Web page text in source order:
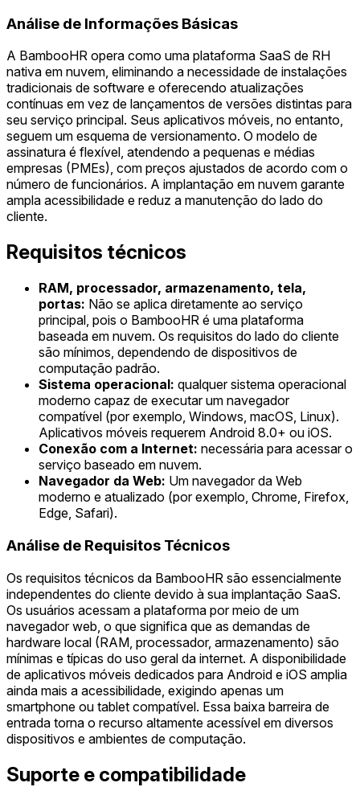
Análise de Informações Básicas
A BambooHR opera como uma plataforma SaaS de RH
nativa em nuvem, eliminando a necessidade de instalações
tradicionais de software e oferecendo atualizações
contínuas em vez de lançamentos de versões distintas para
seu serviço principal. Seus aplicativos móveis, no entanto,
seguem um esquema de versionamento. O modelo de
assinatura é flexível, atendendo a pequenas e médias
empresas (PMEs), com preços ajustados de acordo com o
número de funcionários. A implantação em nuvem garante
ampla acessibilidade e reduz a manutenção do lado do
cliente.
Requisitos técnicos
RAM, processador, armazenamento, tela,
portas: Não se aplica diretamente ao serviço
principal, pois o BambooHR é uma plataforma
baseada em nuvem. Os requisitos do lado do cliente
são mínimos, dependendo de dispositivos de
computação padrão.
Sistema operacional: qualquer sistema operacional
moderno capaz de executar um navegador
compatível (por exemplo, Windows, macOS, Linux).
Aplicativos móveis requerem Android 8.0+ ou iOS.
Conexão com a Internet: necessária para acessar o
serviço baseado em nuvem.
Navegador da Web: Um navegador da Web
moderno e atualizado (por exemplo, Chrome, Firefox,
Edge, Safari).
Análise de Requisitos Técnicos
Os requisitos técnicos da BambooHR são essencialmente
independentes do cliente devido à sua implantação SaaS.
Os usuários acessam a plataforma por meio de um
navegador web, o que significa que as demandas de
hardware local (RAM, processador, armazenamento) são
mínimas e típicas do uso geral da internet. A disponibilidade
de aplicativos móveis dedicados para Android e iOS amplia
ainda mais a acessibilidade, exigindo apenas um
smartphone ou tablet compatível. Essa baixa barreira de
entrada torna o recurso altamente acessível em diversos
dispositivos e ambientes de computação.
Suporte e compatibilidade